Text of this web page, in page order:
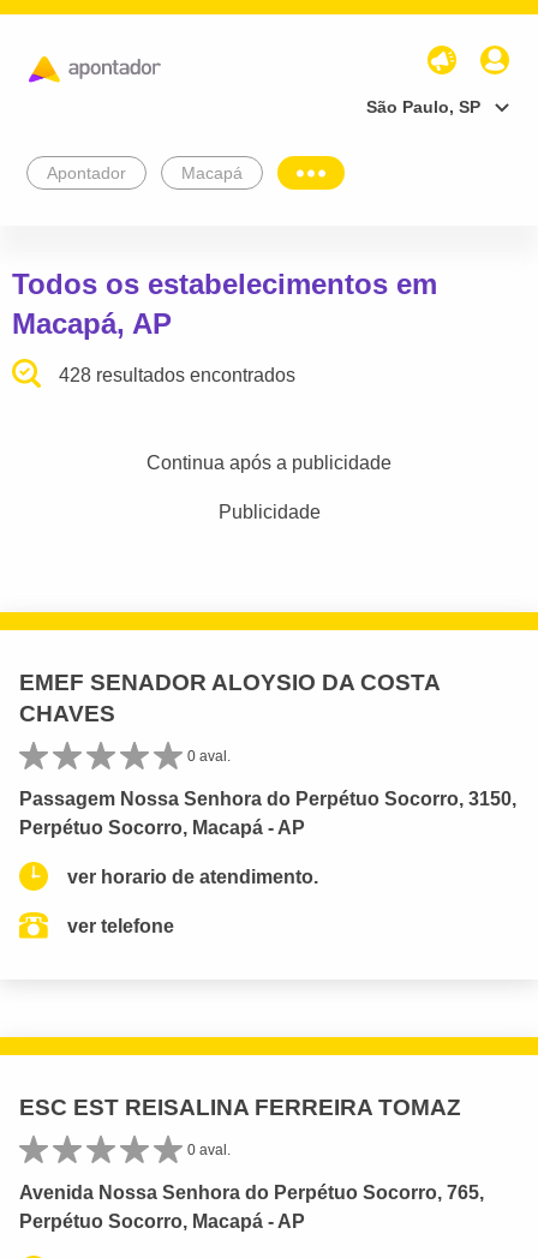
São Paulo, SP
Apontador Macapá
Todos os estabelecimentos em
Macapá, AP
428 resultados encontrados
Continua após a publicidade
Publicidade
EMEF SENADOR ALOYSIO DA COSTA
CHAVES
0 aval.
Passagem Nossa Senhora do Perpétuo Socorro, 3150,
Perpétuo Socorro, Macapá - AP
ver horario de atendimento.
ver telefone
ESC EST REISALINA FERREIRA TOMAZ
0 aval.
Avenida Nossa Senhora do Perpétuo Socorro, 765,
Perpétuo Socorro, Macapá - AP